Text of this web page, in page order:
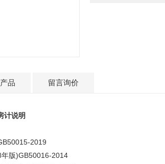
品 留言询价
计说明
2019
年版)GB50016-2014